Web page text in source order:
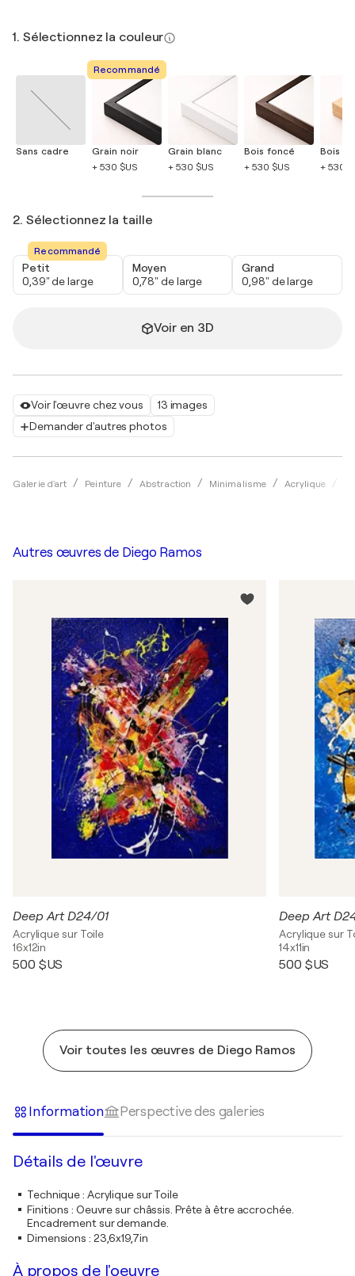
Voir l'œuvre chez vous
13 images
Demander d'autres photos
Galerie d'art Peinture Abstraction Minimalisme Acrylique
1. Sélectionnez la couleur
Sans cadre
Recommandé
Grain noir
+ 530 $US
Grain blanc
+ 530 $US
Bois foncé
+ 530 $US
Bois
+ 530
2. Sélectionnez la taille
Recommandé
Petit
0,39" de large
Moyen
0,78" de large
Grand
0,98" de large
Voir en 3D
Autres œuvres de Diego Ramos
Deep Art D24/01
Acrylique sur Toile
16x12in
500 $US
Deep Art
Acrylique sur
14x11in
500 $US
Voir toutes les œuvres de Diego Ramos
Information Perspective des galeries
Détails de l'œuvre
Technique: Acrylique sur Toile
Finitions : Oeuvre sur châssis. Prête à être accrochée.
Encadrement sur demande.
Dimensions : 23,6x19,7in
À propos de l'oeuvre